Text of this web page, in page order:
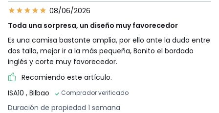
08/06/2026
Toda una sorpresa, un diseño muy favorecedor
Es una camisa bastante amplia, por ello ante la duda entre
dos talla, mejor ir a la más pequeña, Bonito el bordado
inglés y corte muy favorecedor.
Recomiendo este artículo.
ISA10 , Bilbao Comprador verificado
Duración de propiedad 1 semana